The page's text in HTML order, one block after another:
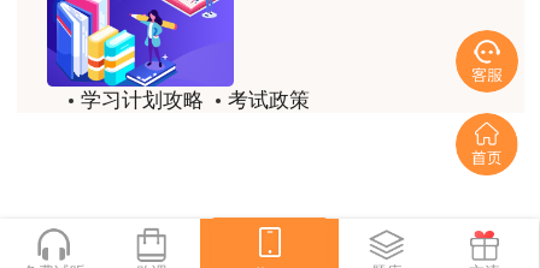
林轩老师是一个好老师，给我留下了深刻的影响
用户m1****88
冲着林轩老师过来买的课程，没时间学，就看了冲刺
林轩老师讲课实战型太强了，超级喜欢
学习计划攻略
考试政策